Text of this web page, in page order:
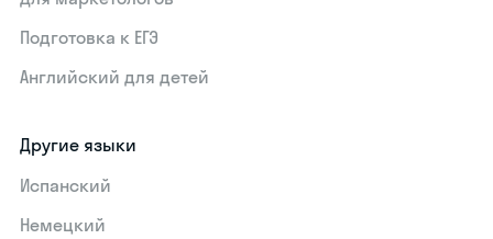
Подготовка к ЕГЭ
Английский для детей
Другие языки
Испанский
Немецкий